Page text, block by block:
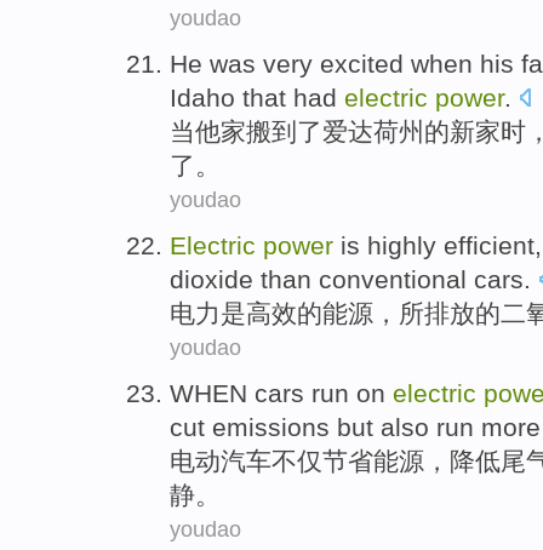
youdao
He was very excited when his
Idaho that had electric power.
当他家搬到了爱达荷州的新家时
了。
youdao
Electric power is highly efficient
dioxide than conventional cars.
电力是高效的能源， 所排放的二
youdao
WHEN cars run on electric
cut emissions but also run more
电动汽车不仅节省能源 ， 降低尾
静。
youdao